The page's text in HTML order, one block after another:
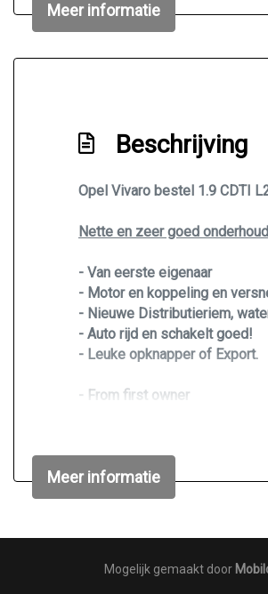
Meer informatie
Beschrijving
Opel Vivaro bestel 1.9 CDTI
Nette en zeer goed
- Van eerste eigenaar
- Motor en koppeling en
- Nieuwe Distributieriem,
- Auto rijd en schakelt goed!
- Leuke opknapper of Export.
- From first owner
- Car drives and shifts well!
- Nice fixer-upper or Export.
Meer informatie
Mogelijk gemaakt door